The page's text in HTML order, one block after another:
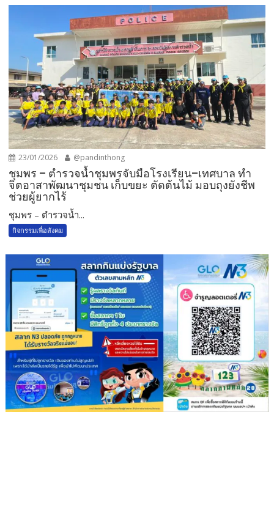
23/01/2026 @pandinthong
ชุมพร – ตำรวจน้ำชุมพรจับมือโรงเรียน–เทศบาล ทำ
จิตอาสาพัฒนาชุมชน เก็บขยะ ตัดต้นไม้ มอบถุงยังชีพ
ช่วยผู้ยากไร้
ชุมพร – ตำรวจน้ำ...
กิจกรรมเพื่อสังคม